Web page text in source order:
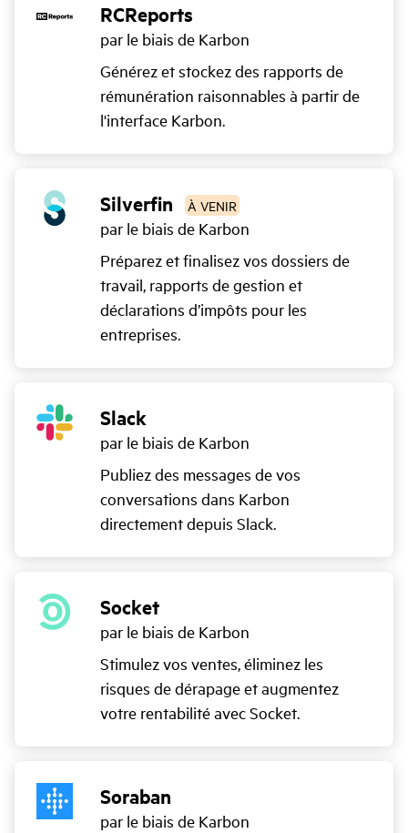
RCReports
par le biais de Karbon
Générez et stockez des rapports de
rémunération raisonnables à partir de
l'interface Karbon.
Silverfin À VENIR
par le biais de Karbon
Préparez et finalisez vos dossiers de
travail, rapports de gestion et
déclarations d’impôts pour les
entreprises.
Slack
par le biais de Karbon
Publiez des messages de vos
conversations dans Karbon
directement depuis Slack.
Socket
par le biais de Karbon
Stimulez vos ventes, éliminez les
risques de dérapage et augmentez
votre rentabilité avec Socket.
Soraban
par le biais de Karbon